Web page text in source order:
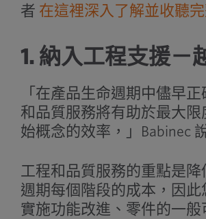
者 在這裡深入了解並收聽
1. 納入工程支援－
「在產品生命週期中儘早
和品質服務將有助於最大限
始概念的效率，」Babinec
工程和品質服務的重點是降
週期每個階段的成本，因此
實施功能改進、零件的一般